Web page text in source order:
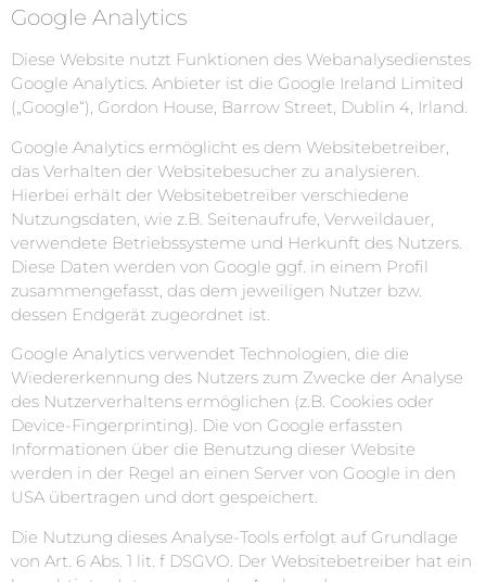
Google Analytics
Diese Website nutzt Funktionen des Webanalysedienstes
Google Analytics. Anbieter ist die Google Ireland Limited
(„Google“), Gordon House, Barrow Street, Dublin 4, Irland.
Google Analytics ermöglicht es dem Websitebetreiber,
das Verhalten der Websitebesucher zu analysieren.
Hierbei erhält der Websitebetreiber verschiedene
Nutzungsdaten, wie z.B. Seitenaufrufe, Verweildauer,
verwendete Betriebssysteme und Herkunft des Nutzers.
Diese Daten werden von Google ggf. in einem Profil
zusammengefasst, das dem jeweiligen Nutzer bzw.
dessen Endgerät zugeordnet ist.
Google Analytics verwendet Technologien, die die
Wiedererkennung des Nutzers zum Zwecke der Analyse
des Nutzerverhaltens ermöglichen (z.B. Cookies oder
Device-Fingerprinting). Die von Google erfassten
Informationen über die Benutzung dieser Website
werden in der Regel an einen Server von Google in den
USA übertragen und dort gespeichert.
Die Nutzung dieses Analyse-Tools erfolgt auf Grundlage
von Art. 6 Abs. 1 lit. f DSGVO. Der Websitebetreiber hat ein